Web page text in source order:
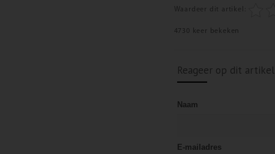
Waardeer dit artikel:
4730 keer bekeken
Reageer op dit artikel
Naam
E-mailadres